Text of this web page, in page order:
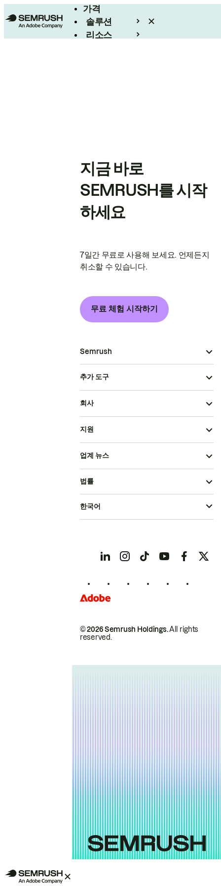
가격
솔루션
리소스
지금 바로
SEMRUSH를 시작
하세요
7일간 무료로 사용해 보세요. 언제든지
취소할 수 있습니다.
무료 체험 시작하기
Semrush
추가 도구
회사
지원
업계 뉴스
© 2026 Semrush Holdings.All rights
reserved.
법률
한국어